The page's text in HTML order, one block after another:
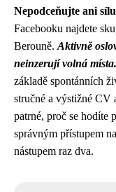
Nepodceňujte ani
Facebooku najdete
Berouně. Aktivně
neinzerují volná místa.
základě spontánních
stručné a výstižné CV
patrné, proč se hodíte
správným přístupem
nástupem raz dva.